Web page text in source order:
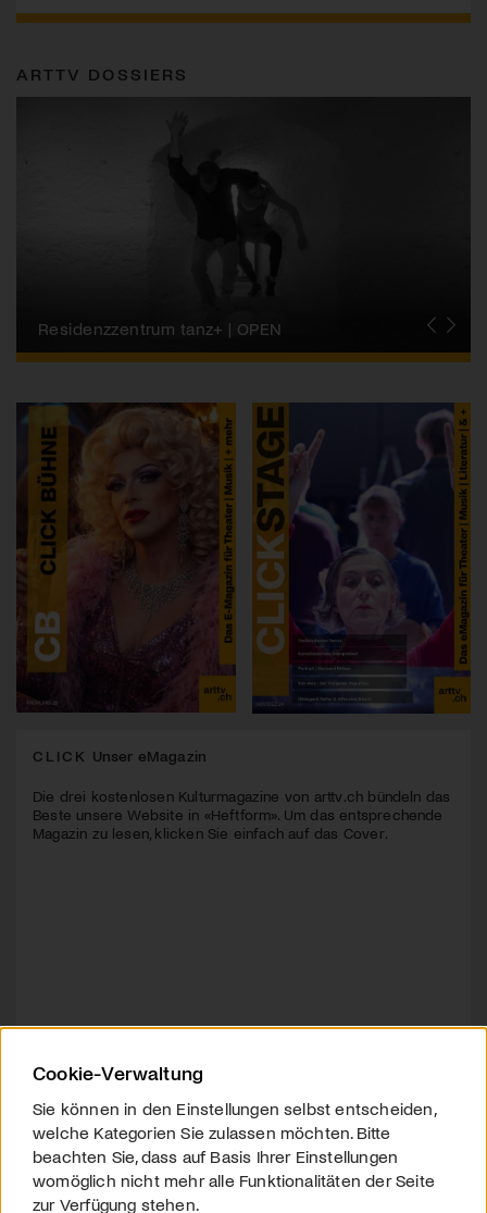
ARTTV DOSSIERS
Migros-Kulturprozent | Tanzfestival Steps
Residenzzentrum tanz+ | OPEN
Tanzszene Schweiz
CLICK Unser eMagazin
Die drei kostenlosen Kulturmagazine von arttv.ch bündeln das
Beste unsere Website in «Heftform». Um das entsprechende
Magazin zu lesen, klicken Sie einfach auf das Cover.
Cookie-Verwaltung
Sie können in den Einstellungen selbst entscheiden,
welche Kategorien Sie zulassen möchten. Bitte
beachten Sie, dass auf Basis Ihrer Einstellungen
womöglich nicht mehr alle Funktionalitäten der Seite
zur Verfügung stehen.